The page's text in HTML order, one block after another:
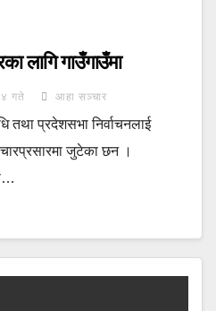
लागि गाउँगाउँमा
गते आहा सञ्चार
तथा प्रदेशसभा निर्वाचनलाई
जुटेका छन ।